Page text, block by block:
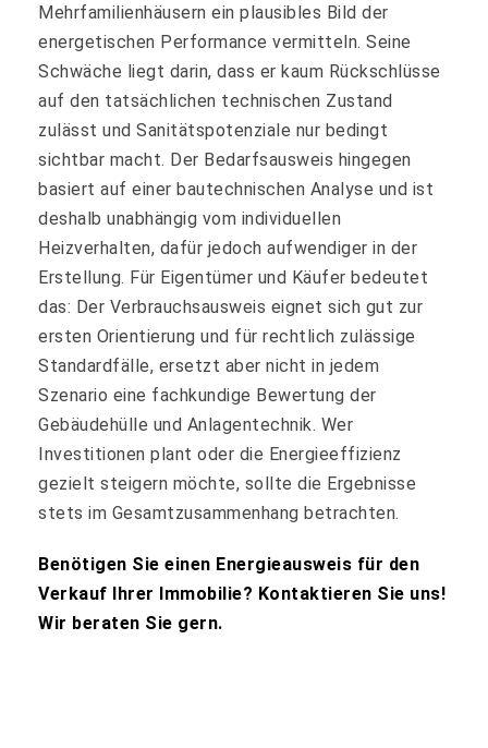
Mehrfamilienhäusern ein plausibles Bild der
energetischen Performance vermitteln. Seine
Schwäche liegt darin, dass er kaum Rückschlüsse
auf den tatsächlichen technischen Zustand
zulässt und Sanitätspotenziale nur bedingt
sichtbar macht. Der Bedarfsausweis hingegen
basiert auf einer bautechnischen Analyse und ist
deshalb unabhängig vom individuellen
Heizverhalten, dafür jedoch aufwendiger in der
Erstellung. Für Eigentümer und Käufer bedeutet
das: Der Verbrauchsausweis eignet sich gut zur
ersten Orientierung und für rechtlich zulässige
Standardfälle, ersetzt aber nicht in jedem
Szenario eine fachkundige Bewertung der
Gebäudehülle und Anlagentechnik. Wer
Investitionen plant oder die Energieeffizienz
gezielt steigern möchte, sollte die Ergebnisse
stets im Gesamtzusammenhang betrachten.
Benötigen Sie einen Energieausweis für den
Verkauf Ihrer Immobilie? Kontaktieren Sie uns!
Wir beraten Sie gern.